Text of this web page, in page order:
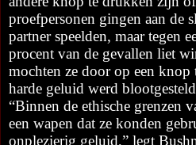
proefpersonen gingen aan de
partner speelden, maar tegen
procent van de gevallen liet
mochten ze door op een knop
harde geluid werd
“Binnen de ethische grenzen
een wapen dat ze konden
onplezierig geluid,” legt